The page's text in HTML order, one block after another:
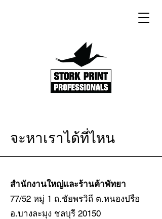
จะหาเราได้ที่ไหน
สำนักงานใหญ่และร้านค้าพัทยา
77/52 หมู่ 1 ถ.ชัยพรวิถี ต.หนองปรือ
อ.บางละมุง ชลบุรี 20150